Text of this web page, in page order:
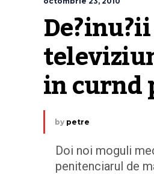
in curnd
by petre
Doi noi moguli
penitenciarul de